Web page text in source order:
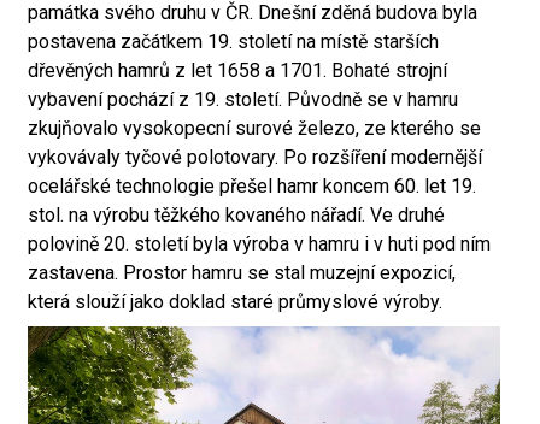
památka svého druhu v ČR. Dnešní zděná budova byla
postavena začátkem 19. století na místě starších
dřevěných hamrů z let 1658 a 1701. Bohaté strojní
vybavení pochází z 19. století. Původně se v hamru
zkujňovalo vysokopecní surové železo, ze kterého se
vykovávaly tyčové polotovary. Po rozšíření modernější
ocelářské technologie přešel hamr koncem 60. let 19.
stol. na výrobu těžkého kovaného nářadí. Ve druhé
polovině 20. století byla výroba v hamru i v huti pod ním
zastavena. Prostor hamru se stal muzejní expozicí,
která slouží jako doklad staré průmyslové výroby.